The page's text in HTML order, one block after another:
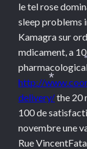
le tel rose
sleep problems
Kamagra sur
mdicament, a
http://
delivery/the 20
100 de
novembre une
Rue
*